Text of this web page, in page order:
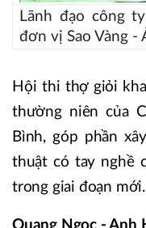
Lãnh đạo công
đơn vị Sao Vàng -
Hội thi thợ giỏi
thường niên của
Bình, góp phần
thuật có tay nghề
trong giai đoạn mới.
Quang Ngọc - Anh